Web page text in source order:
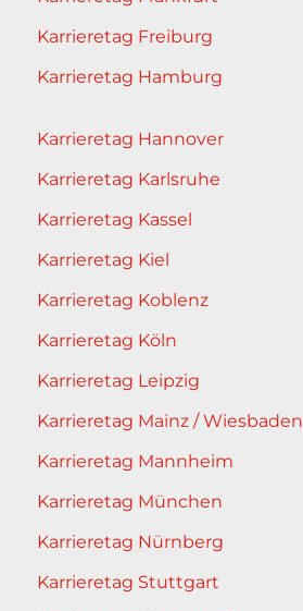
Karrieretag Freiburg
Karrieretag Hamburg
Karrieretag Hannover
Karrieretag Karlsruhe
Karrieretag Kassel
Karrieretag Kiel
Karrieretag Koblenz
Karrieretag Köln
Karrieretag Leipzig
Karrieretag Mainz / Wiesbaden
Karrieretag Mannheim
Karrieretag München
Karrieretag Nürnberg
Karrieretag Stuttgart